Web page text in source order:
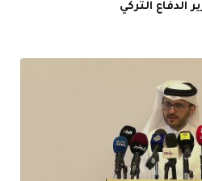
الدفاع التركي